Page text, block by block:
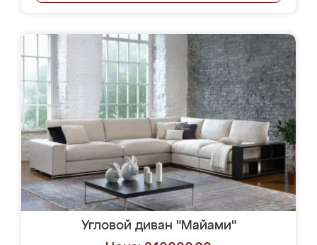
Угловой диван "Майами"